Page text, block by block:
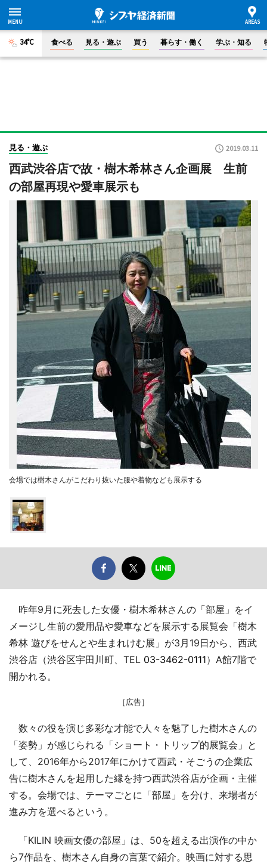
34°C 食べる 見る・遊ぶ 買う 暮らす・働く 学ぶ・知る
見る・遊ぶ 2019.03.11
西武渋谷店で故・樹木希林さん企画展 生前
の部屋再現や愛車展示も
会場では樹木さんがこだわり抜いた服や着物なども展示する
昨年9月に死去した女優・樹木希林さんの「部屋」をイ
メージし生前の愛用品や愛車などを展示する展覧会「樹木
希林 遊びをせんとや生まれけむ展」が3月19日から、西武
渋谷店（渋谷区宇田川町、TEL 03-3462-0111）A館7階で
開かれる。
［広告］
数々の役を演じ多彩な才能で人々を魅了した樹木さんの
「姿勢」が感じられる「ショート・トリップ的展覧会」と
して、2016年から2017年にかけて西武・そごうの企業広
告に樹木さんを起用した縁を持つ西武渋谷店が企画・主催
する。会場では、テーマごとに「部屋」を分け、来場者が
進み方を選べるという。
「KILIN 映画女優の部屋」は、50を超える出演作の中か
ら7作品を、樹木さん自身の言葉で紹介。映画に対する思